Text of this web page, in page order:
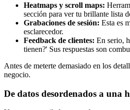
Heatmaps y scroll maps:
sección para ver tu brillante lista
Grabaciones de sesión: Esta es
esclarecedor.
Feedback de clientes: En serio,
tienen?' Sus respuestas son
Antes de meterte demasiado en los
negocio.
De datos desordenados a una